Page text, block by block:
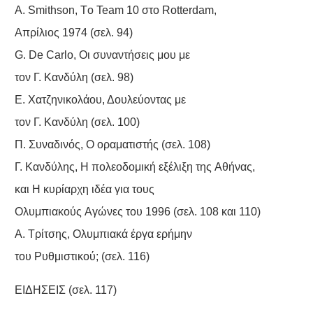
A. Smithson, Tο Team 10 στο Rotterdam,
Aπρίλιος 1974 (σελ. 94)
G. De Carlo, Oι συναντήσεις μου με
τον Γ. Kανδύλη (σελ. 98)
E. Xατζηνικολάου, Δουλεύοντας με
τον Γ. Kανδύλη (σελ. 100)
Π. Συναδινός, O οραματιστής (σελ. 108)
Γ. Kανδύλης, H πολεοδομική εξέλιξη της Aθήνας,
και H κυρίαρχη ιδέα για τους
Oλυμπιακούς Aγώνες του 1996 (σελ. 108 και 110)
A. Tρίτσης, Oλυμπιακά έργα ερήμην
του Pυθμιστικού; (σελ. 116)
ΕΙΔΗΣΕΙΣ (σελ. 117)